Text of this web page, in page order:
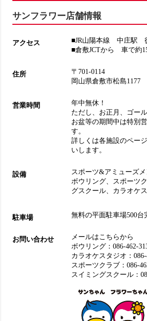
サンフラワー店舗情報
アクセス
■JR山陽本線 中庄駅
■倉敷JCTから 車で約
住所
〒701-0114
岡山県倉敷市松島1177
営業時間
年中無休！
ただし、お正月、ゴー
お盆等の期間中は特別
す。
詳しくは各施設のペー
いします。
設備
スポーツ&アミューズ
ボウリング、 スポーツ
グスクール、 カラオケ
駐車場 無料の平面駐車場500台
お問い合わせ
メールはこちらから
ボウリング：086-462-
カラオケスタジオ：
スポーツクラブ：086-
スイミングスクール：